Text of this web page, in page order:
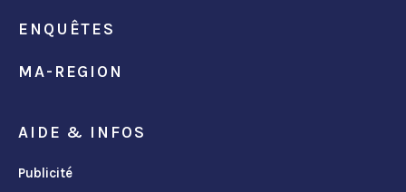
ENQUÊTES
MA-REGION
AIDE & INFOS
Publicité